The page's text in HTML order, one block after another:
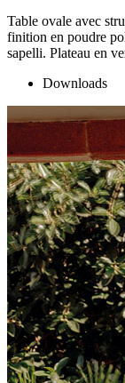
Table ovale avec
finition en poudre
sapelli. Plateau en
Downloads